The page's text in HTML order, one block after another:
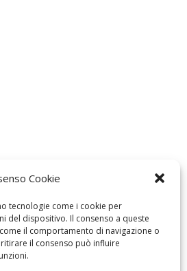
Cookie
tecnologie come i cookie per
del dispositivo. Il consenso a queste
il comportamento di navigazione o
il consenso può influire